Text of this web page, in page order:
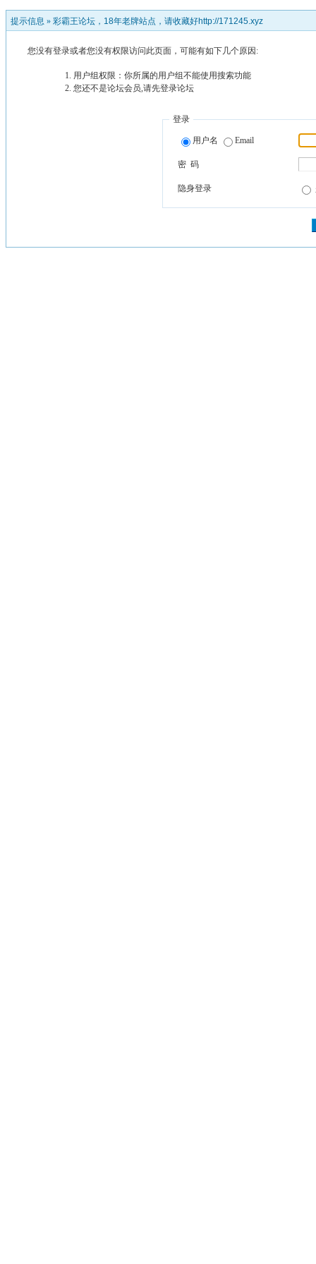
提示信息 » 彩霸王论坛，18年老牌站点，请收藏好http://171245.xyz
您没有登录或者您没有权限访问此页面，可能有如下几个原因:
用户组权限：你所属的用户组不能使用搜索功能
您还不是论坛会员,请先登录论坛
登录
用户名 Email
密 码
隐身登录